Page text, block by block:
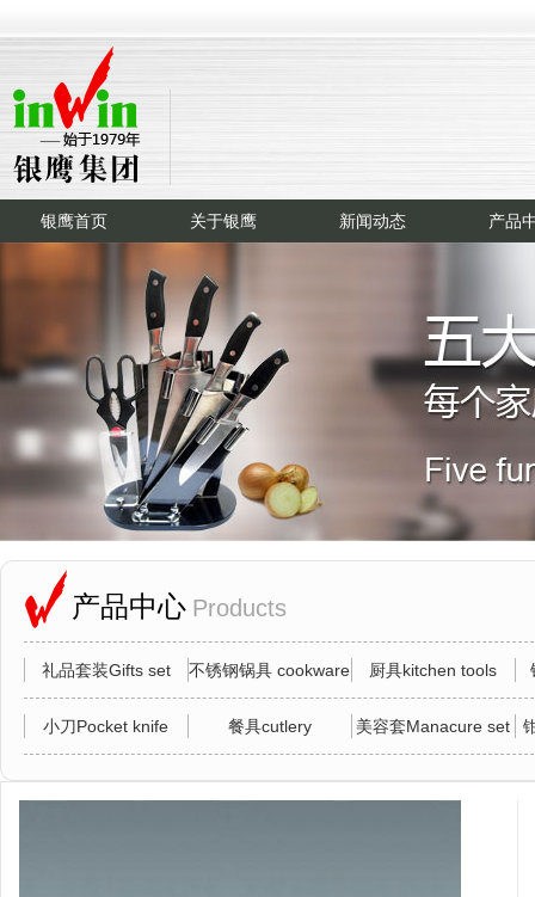
银鹰首页 关于银鹰 新闻动态 产品
产品中心 Products
礼品套装Gifts set 不锈钢锅具 cookware 厨具kitchen tools
小刀Pocket knife 餐具cutlery 美容套Manacure set